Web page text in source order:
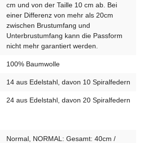
cm und von der Taille 10 cm ab. Bei
einer Differenz von mehr als 20cm
zwischen Brustumfang und
Unterbrustumfang kann die Passform
nicht mehr garantiert werden.
100% Baumwolle
14 aus Edelstahl, davon 10 Spiralfedern
24 aus Edelstahl, davon 20 Spiralfedern
Normal, NORMAL: Gesamt: 40cm /